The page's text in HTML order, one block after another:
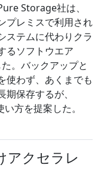
Storage社は、
プレミスで利用され
ステムに代わりクラ
るソフトウエア
。バックアップと
使わず、あくまでも
保存するが、
方を提案した。
アクセラレ